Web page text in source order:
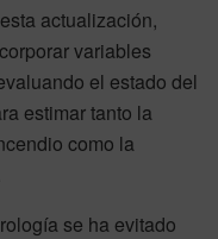
actualización,
variables
el estado del
estimar tanto la
como la
se ha evitado